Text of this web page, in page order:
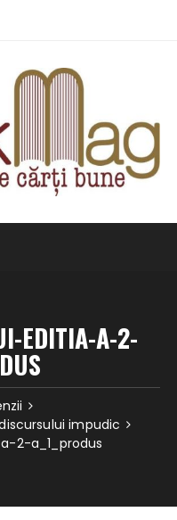
EDITIA-A-2-
impudic
2-a_1_produs